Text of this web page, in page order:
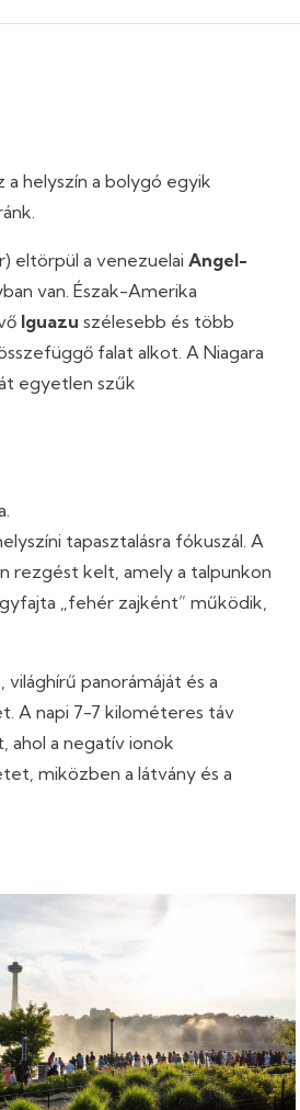
a helyszín a bolygó egyik
eltörpül a venezuelai Angel-
van. Észak-Amerika
Iguazu szélesebb és több
falat alkot. A Niagara
egyetlen szűk
tapasztalásra fókuszál. A
rezgést kelt, amely a talpunkon
„fehér zajként” működik,
panorámáját és a
A napi 7-7 kilométeres táv
a negatív ionok
miközben a látvány és a